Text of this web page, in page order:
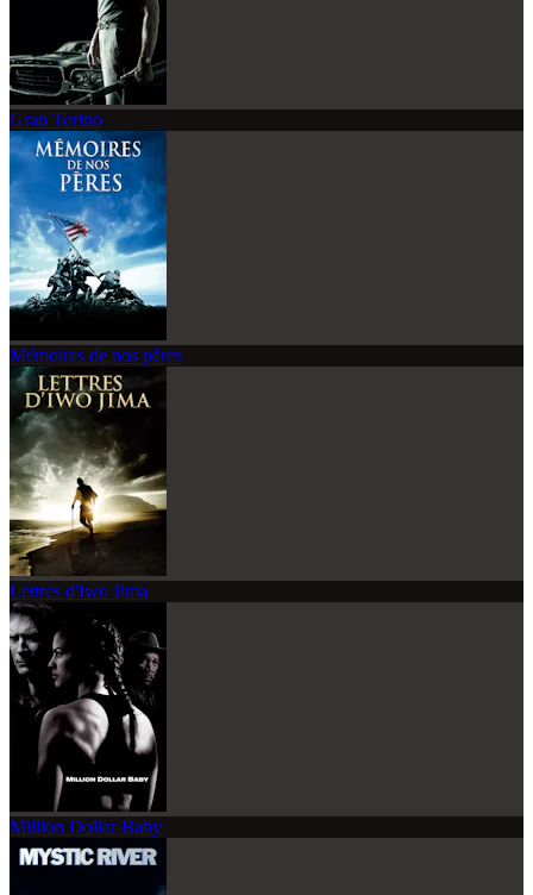
Gran Torino
Mémoires de nos pères
Lettres d'Iwo Jima
Million Dollar Baby